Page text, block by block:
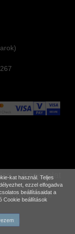
kat használ. Teljes
ezzel elfogadva
beállításaidat a
Cookie beállítások
Kapcsolat
hírlevélre